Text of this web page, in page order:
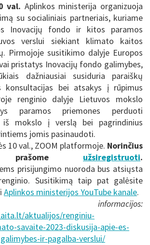
val. Aplinkos ministerija organizuoja
su socialiniais partneriais, kuriame
Inovacijų fondo ir kitos paramos
verslui siekiant klimato kaitos
Pirmojoje susitikimo dalyje Europos
pristatys Inovacijų fondo galimybes,
dažniausiai susiduria paraiškų
konsultacijas bei atsakys į rūpimus
renginio dalyje Lietuvos mokslo
paramos priemones perduoti
iš mokslo į verslą bei pagrindinius
jomis pasinaudoti.
10 val., ZOOM platformoje. Norinčius
prašome užsiregistruoti.
prisijungimo nuoroda bus atsiųsta
Susitikimą taip pat galėsite
Aplinkos ministerijos YouTube kanale.
informacijos:
aktualijos/renginiu-
savaite-2023-diskusija-apie-es-
ir-pagalba-verslui/